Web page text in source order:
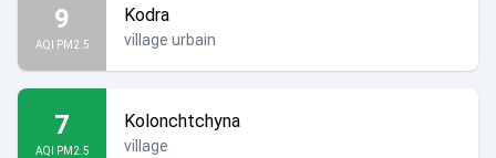
9
AQI PM2.5
Kodra
village urbain
7
AQI PM2.5
Kolonchtchyna
village